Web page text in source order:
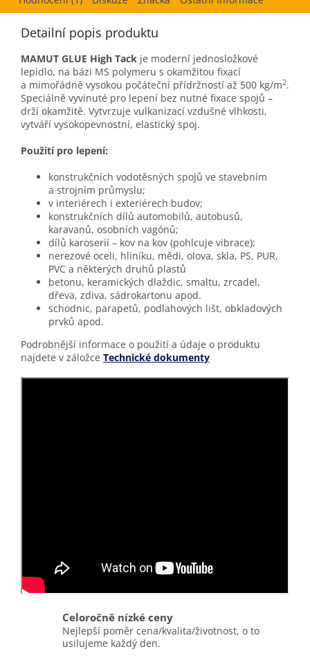
Detailní popis produktu
MAMUT GLUE High Tack je moderní jednosložkové
lepidlo, na bázi MS polymeru s okamžitou fixací
a mimořádně vysokou počáteční přídržností až 500 kg/m2.
Speciálně vyvinuté pro lepení bez nutné fixace spojů –
drží okamžitě. Vytvrzuje vulkanizací vzdušné vlhkosti,
vytváří vysokopevnostní, elastický spoj.
Použití pro lepení:
konstrukčních vodotěsných spojů ve stavebním
a strojním průmyslu;
v interiérech i exteriérech budov;
konstrukčních dílů automobilů, autobusů,
karavanů, osobních vagónů;
dílů karoserií – kov na kov (pohlcuje vibrace);
nerezové oceli, hliníku, mědi, olova, skla, PS, PUR,
PVC a některých druhů plastů
betonu, keramických dlaždic, smaltu, zrcadel,
dřeva, zdiva, sádrokartonu apod.
schodnic, parapetů, podlahových lišt, obkladových
prvků apod.
Podrobnější informace o použití a údaje o produktu
najdete v záložce Technické dokumenty
Celoročně nízké ceny
Nejlepší poměr cena/kvalita/životnost, o to
usilujeme každý den.